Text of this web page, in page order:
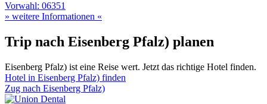
Vorwahl: 06351
» weitere Informationen «
Trip nach Eisenberg Pfalz) planen
Eisenberg Pfalz) ist eine Reise wert. Jetzt das richtige Hotel finden.
Hotel in Eisenberg Pfalz) finden
Zug nach Eisenberg Pfalz)